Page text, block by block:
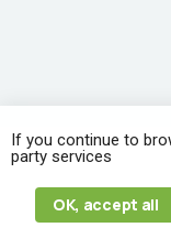
If you continue to
party services
OK, accept all